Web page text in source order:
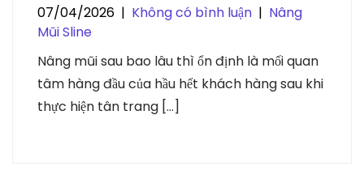
07/04/2026 | Không có bình luận | Nâng
Mũi Sline
Nâng mũi sau bao lâu thì ổn định là mối quan
tâm hàng đầu của hầu hết khách hàng sau khi
thực hiện tân trang […]